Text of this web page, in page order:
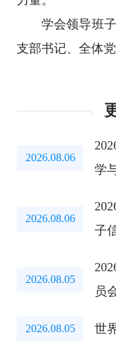
学会领导班
支部书记、全体
2026.08.06
学
2026.08.06
子
2026.08.05
员
2026.08.05 世